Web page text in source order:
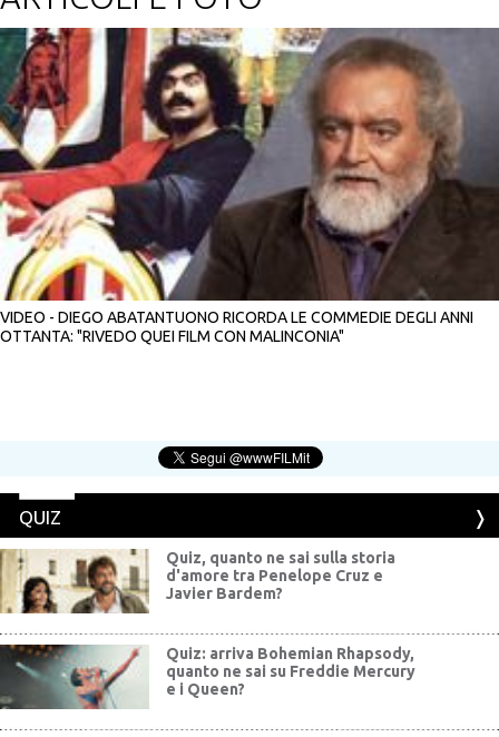
VIDEO - DIEGO ABATANTUONO RICORDA LE COMMEDIE DEGLI ANNI
OTTANTA: "RIVEDO QUEI FILM CON MALINCONIA"
QUIZ
Quiz, quanto ne sai sulla storia
d'amore tra Penelope Cruz e
Javier Bardem?
Quiz: arriva Bohemian Rhapsody,
quanto ne sai su Freddie Mercury
e i Queen?